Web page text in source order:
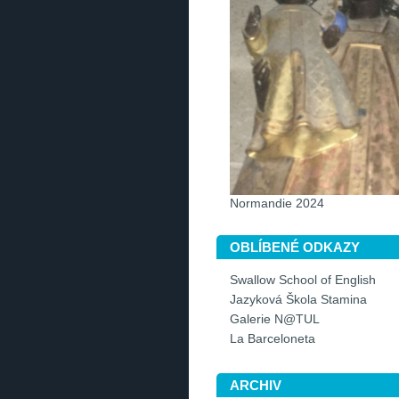
Normandie 2024
OBLÍBENÉ ODKAZY
Swallow School of English
Jazyková Škola Stamina
Galerie N@TUL
La Barceloneta
ARCHIV